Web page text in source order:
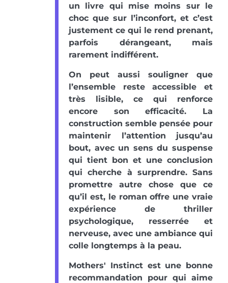
un livre qui mise moins sur le
choc que sur l’inconfort, et c’est
justement ce qui le rend prenant,
parfois dérangeant, mais
rarement indifférent.
On peut aussi souligner que
l’ensemble reste accessible et
très lisible, ce qui renforce
encore son efficacité. La
construction semble pensée pour
maintenir l’attention jusqu’au
bout, avec un sens du suspense
qui tient bon et une conclusion
qui cherche à surprendre. Sans
promettre autre chose que ce
qu’il est, le roman offre une vraie
expérience de thriller
psychologique, resserrée et
nerveuse, avec une ambiance qui
colle longtemps à la peau.
Mothers' Instinct est une bonne
recommandation pour qui aime